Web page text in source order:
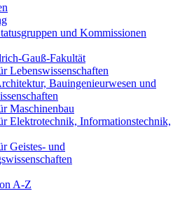
und Kommissionen
Gauß-Fakultät
Lebenswissenschaften
Bauingenieurwesen und
Maschinenbau
Elektrotechnik, Informationstechnik,
Geistes- und
A-Z